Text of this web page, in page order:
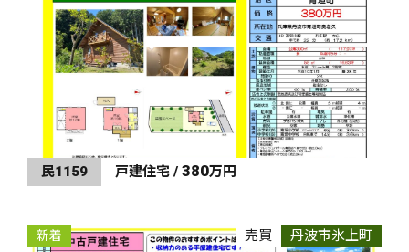
民1159 戸建住宅 / 380万円
新着 売買 丹波市氷上町